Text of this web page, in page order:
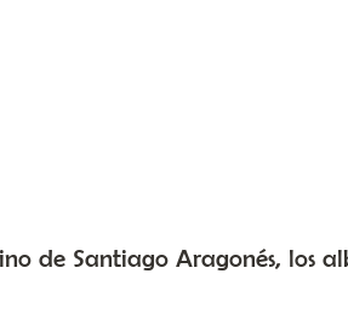
de Santiago Aragonés, los